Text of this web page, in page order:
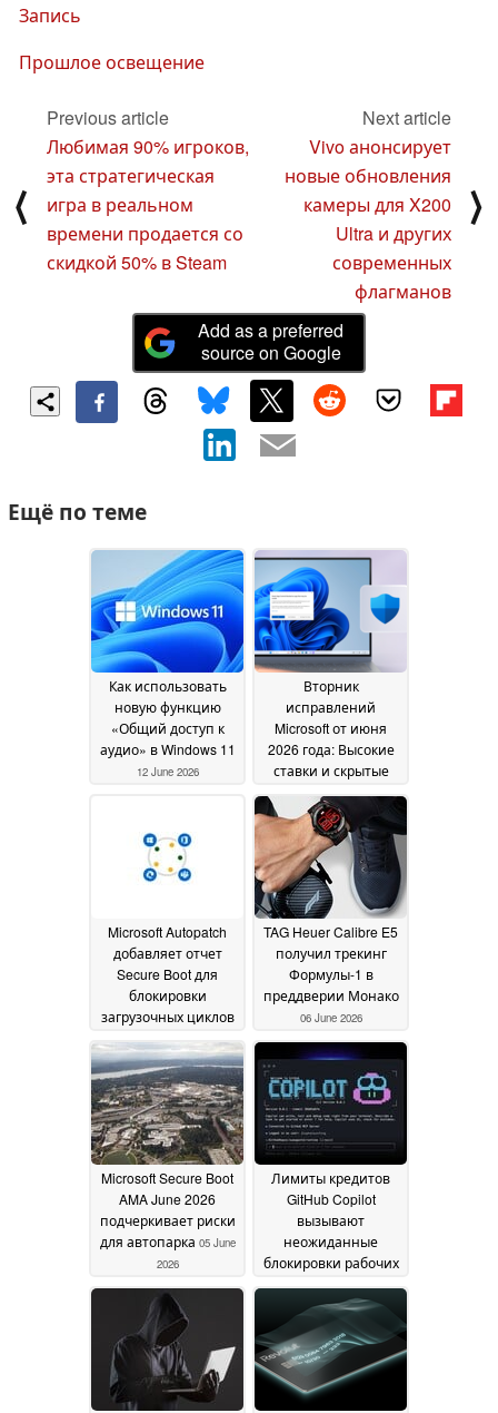
Запись
Прошлое освещение
⟨
Previous article
Любимая 90% игроков,
эта стратегическая
игра в реальном
времени продается со
скидкой 50% в Steam
Next article
Vivo анонсирует
новые обновления
камеры для X200
Ultra и других
современных
флагманов
⟩
Add as a preferred
source on Google
Ещё по теме
Как использовать
новую функцию
«Общий доступ к
аудио» в Windows 11
12 June 2026
Вторник
исправлений
Microsoft от июня
2026 года: Высокие
ставки и скрытые
09 June
2026
Microsoft Autopatch
добавляет отчет
Secure Boot для
блокировки
загрузочных циклов
08 June 2026
TAG Heuer Calibre E5
получил трекинг
Формулы-1 в
преддверии Монако
06 June 2026
Microsoft Secure Boot
AMA June 2026
подчеркивает риски
для автопарка 05 June
2026
Лимиты кредитов
GitHub Copilot
вызывают
неожиданные
блокировки рабочих
04 June 2026